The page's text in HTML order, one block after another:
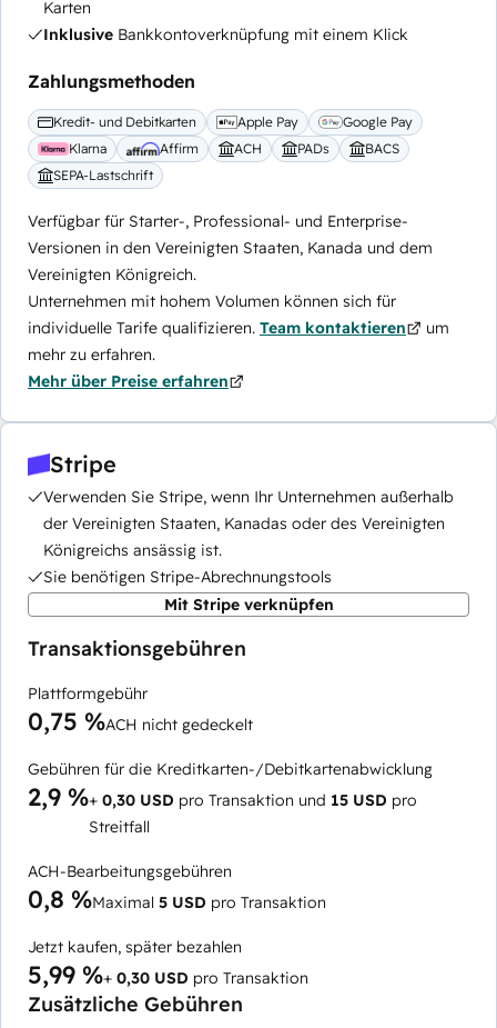
Karten
Inklusive Bankkontoverknüpfung mit einem Klick
Zahlungsmethoden
Kredit- und Debitkarten Apple Pay
Google Pay
Klarna
Affirm ACH PADs
BACS
SEPA-Lastschrift
Verfügbar für Starter-, Professional- und Enterprise-
Versionen in den Vereinigten Staaten, Kanada und dem
Vereinigten Königreich.
Unternehmen mit hohem Volumen können sich für
individuelle Tarife qualifizieren. Team kontaktieren
um
mehr zu erfahren.
Mehr über Preise erfahren
Stripe
Verwenden Sie Stripe, wenn Ihr Unternehmen außerhalb
der Vereinigten Staaten, Kanadas oder des Vereinigten
Königreichs ansässig ist.
Sie benötigen Stripe-Abrechnungstools
Mit Stripe verknüpfen
Transaktionsgebühren
Plattformgebühr
0,75 %ACH nicht gedeckelt
Gebühren für die Kreditkarten-/Debitkartenabwicklung
2,9 %+ 0,30 USD pro Transaktion und 15 USD pro
Streitfall
ACH-Bearbeitungsgebühren
0,8 %Maximal 5 USD pro Transaktion
Jetzt kaufen, später bezahlen
5,99 %+ 0,30 USD pro Transaktion
Zusätzliche Gebühren